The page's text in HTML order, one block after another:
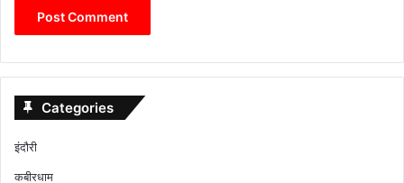
Categories
इंदौरी
कबीरधाम